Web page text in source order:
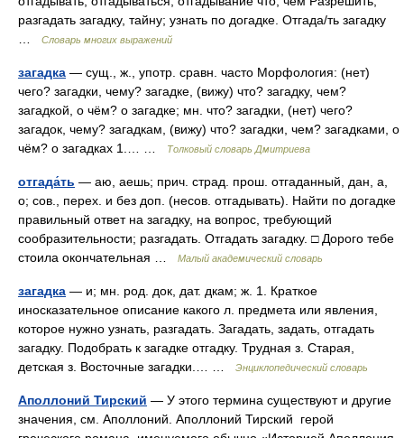
разгадать загадку, тайну; узнать по догадке. Отгада/ть загадку
Словарь многих выражений
загадка — сущ., ж., употр. сравн. часто Морфология: (нет)
чего? загадки, чему? загадке, (вижу) что? загадку, чем?
загадкой, о чём? о загадке; мн. что? загадки, (нет) чего?
загадок, чему? загадкам, (вижу) что? загадки, чем? загадками, о
чём? о загадках 1.… …
Толковый словарь Дмитриева
отгада́ть — аю, аешь; прич. страд. прош. отгаданный, дан, а,
о; сов., перех. и без доп. (несов. отгадывать). Найти по догадке
правильный ответ на загадку, на вопрос, требующий
сообразительности; разгадать. Отгадать загадку. □ Дорого тебе
стоила окончательная …
Малый академический словарь
загадка — и; мн. род. док, дат. дкам; ж. 1. Краткое
иносказательное описание какого л. предмета или явления,
которое нужно узнать, разгадать. Загадать, задать, отгадать
загадку. Подобрать к загадке отгадку. Трудная з. Старая,
детская з. Восточные загадки.… …
Энциклопедический словарь
Аполлоний Тирский — У этого термина существуют и другие
значения, см. Аполлоний. Аполлоний Тирский герой